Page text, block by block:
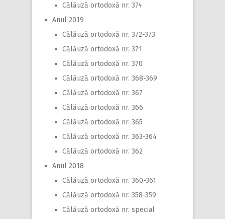
Călăuză ortodoxă nr. 374
Anul 2019
Călăuză ortodoxă nr. 372-373
Călăuză ortodoxă nr. 371
Călăuză ortodoxă nr. 370
Călăuză ortodoxă nr. 368-369
Călăuză ortodoxă nr. 367
Călăuză ortodoxă nr. 366
Călăuză ortodoxă nr. 365
Călăuză ortodoxă nr. 363-364
Călăuză ortodoxă nr. 362
Anul 2018
Călăuză ortodoxă nr. 360-361
Călăuză ortodoxă nr. 358-359
Călăuză ortodoxă nr. special